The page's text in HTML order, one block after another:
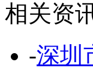
相关资
-深圳